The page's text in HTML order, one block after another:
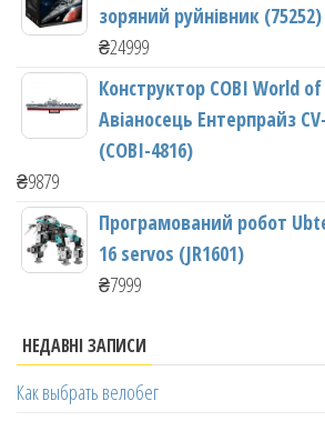
зоряний руйнівник (75252)
₴24999
Конструктор COBI World
Авіаносець Ентерпрайз
(COBI-4816)
₴9879
Програмований робот
16 servos (JR1601)
₴7999
НЕДАВНІ ЗАПИСИ
Как выбрать велобег